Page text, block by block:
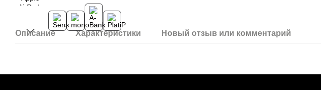
Описание Характеристики Новый отзыв или комментарий